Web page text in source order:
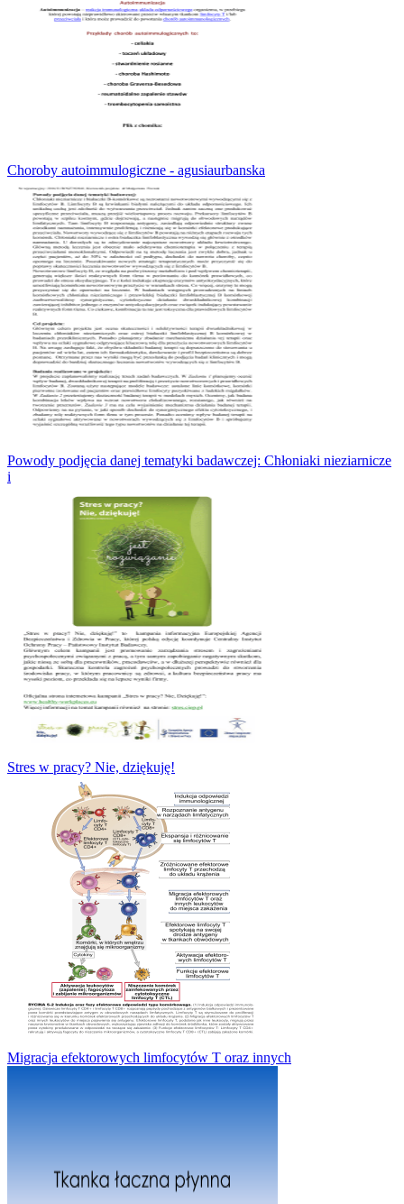
Choroby autoimmulogiczne - agusiaurbanska
Powody podjęcia danej tematyki badawczej: Chłoniaki nieziarnicze
i
Stres w pracy? Nie, dziękuję!
Migracja efektorowych limfocytów T oraz innych